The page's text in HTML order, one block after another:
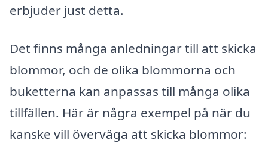
erbjuder just detta.
Det finns många anledningar till att skicka
blommor, och de olika blommorna och
buketterna kan anpassas till många olika
tillfällen. Här är några exempel på när du
kanske vill överväga att skicka blommor: